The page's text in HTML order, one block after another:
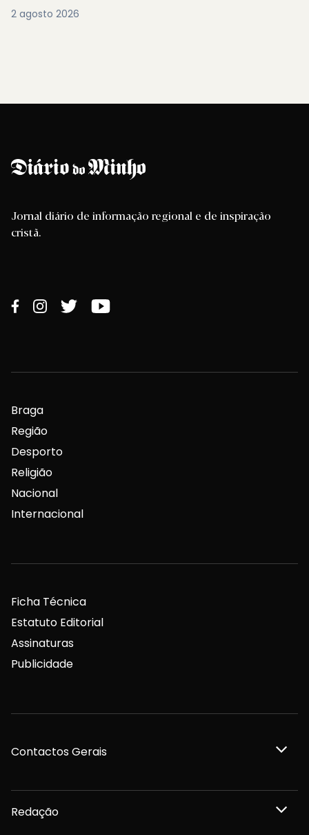
2 agosto 2026
Jornal diário de informação regional e de inspiração
cristã.
Braga
Região
Desporto
Religião
Nacional
Internacional
Ficha Técnica
Estatuto Editorial
Assinaturas
Publicidade
Contactos Gerais
Redação